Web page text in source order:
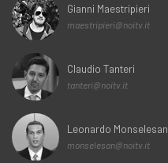
Gianni Maestripieri
maestripieri@noitv.it
Claudio Tanteri
tanteri@noitv.it
Leonardo Monselesan
monselesan@noitv.it